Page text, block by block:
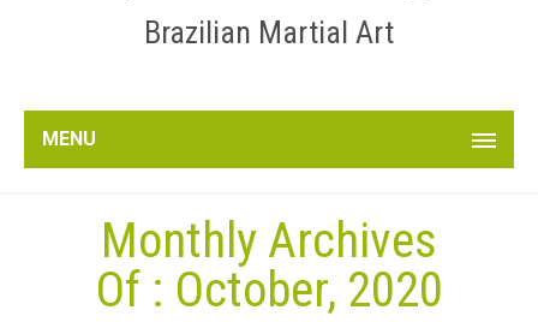
Brazilian Martial Art
MENU
Monthly Archives
Of : October, 2020